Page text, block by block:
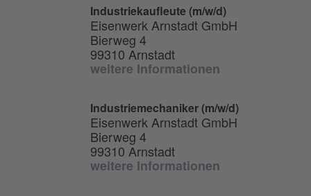
Industriekaufleute (m/w/d)
Eisenwerk Arnstadt GmbH
Bierweg 4
99310 Arnstadt
weitere Informationen
Industriemechaniker (m/w/d)
Eisenwerk Arnstadt GmbH
Bierweg 4
99310 Arnstadt
weitere Informationen